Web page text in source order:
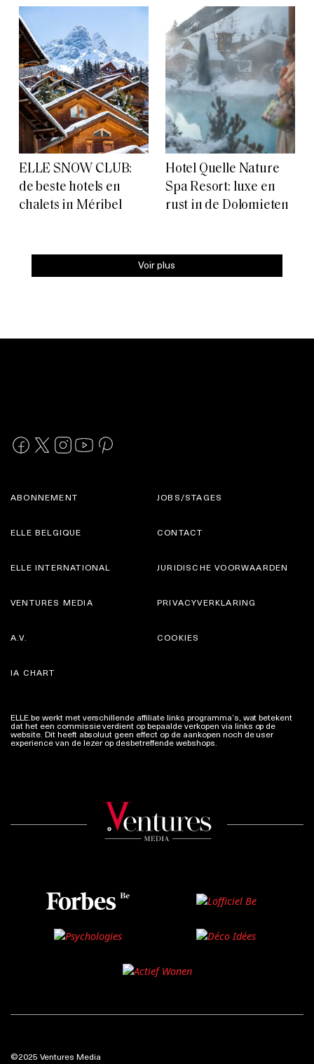
ELLE SNOW CLUB:
de beste hotels en
chalets in Méribel
Hotel Quelle Nature
Spa Resort: luxe en
rust in de Dolomieten
Voir plus
ABONNEMENT
ELLE BELGIQUE
JOBS/STAGES
CONTACT
ELLE INTERNATIONAL
VENTURES MEDIA
JURIDISCHE VOORWAARDEN
PRIVACYVERKLARING
A.V.
IA CHART
COOKIES
ELLE.be werkt met verschillende affiliate links programma’s, wat betekent
dat het een commissie verdient op bepaalde verkopen via links op de
website. Dit heeft absoluut geen effect op de aankopen noch de user
experience van de lezer op desbetreffende webshops.
©2025 Ventures Media